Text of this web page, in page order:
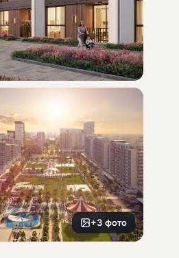
+3 фото